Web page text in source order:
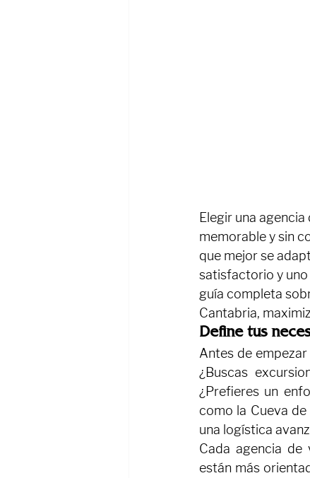
Elegir una
memorable y sin
que mejor se
satisfactorio y
guía completa
Cantabria,
Define tus
Antes de
¿Buscas
¿Prefieres un
como la Cueva
una logística
Cada agencia de
están más